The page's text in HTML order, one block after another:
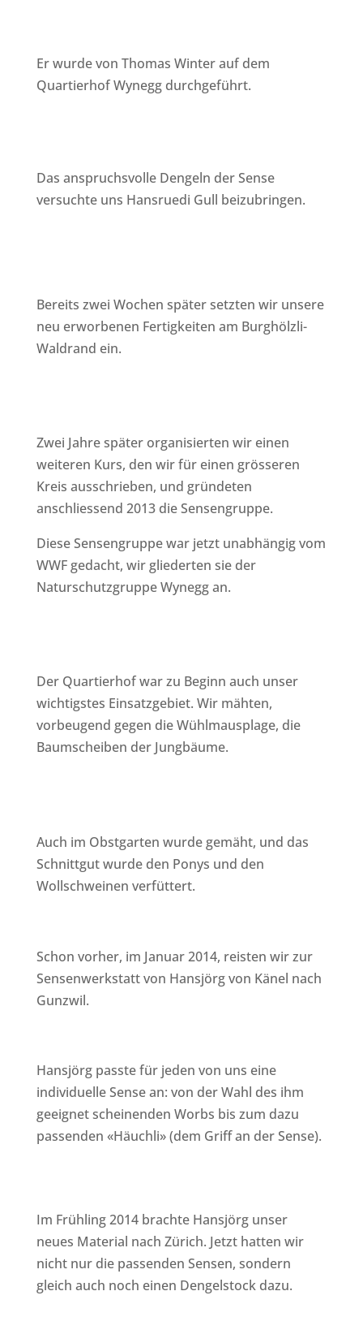
Er wurde von Thomas Winter auf dem
Quartierhof Wynegg durchgeführt.
Das anspruchsvolle Dengeln der Sense
versuchte uns Hansruedi Gull beizubringen.
Bereits zwei Wochen später setzten wir unsere
neu erworbenen Fertigkeiten am Burghölzli-
Waldrand ein.
Zwei Jahre später organisierten wir einen
weiteren Kurs, den wir für einen grösseren
Kreis ausschrieben, und gründeten
anschliessend 2013 die Sensengruppe.
Diese Sensengruppe war jetzt unabhängig vom
WWF gedacht, wir gliederten sie der
Naturschutzgruppe Wynegg an.
Der Quartierhof war zu Beginn auch unser
wichtigstes Einsatzgebiet. Wir mähten,
vorbeugend gegen die Wühlmausplage, die
Baumscheiben der Jungbäume.
Auch im Obstgarten wurde gemäht, und das
Schnittgut wurde den Ponys und den
Wollschweinen verfüttert.
Schon vorher, im Januar 2014, reisten wir zur
Sensenwerkstatt von Hansjörg von Känel nach
Gunzwil.
Hansjörg passte für jeden von uns eine
individuelle Sense an: von der Wahl des ihm
geeignet scheinenden Worbs bis zum dazu
passenden «Häuchli» (dem Griff an der Sense).
Im Frühling 2014 brachte Hansjörg unser
neues Material nach Zürich. Jetzt hatten wir
nicht nur die passenden Sensen, sondern
gleich auch noch einen Dengelstock dazu.